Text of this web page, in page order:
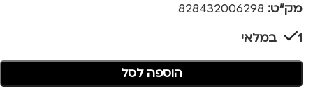
מק"ט: 828432006298
1 במלאי
הוספה לסל